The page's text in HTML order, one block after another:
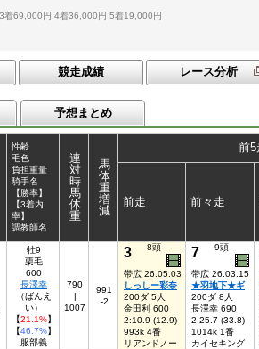
3着69,000円 4着36,000円 5着19,000円
競走成績 レース分析
予想まとめ
性齢
毛色
負担重量
騎手名
【勝率】
【3着内
率】
調教師名
連
対
時
馬
体
重
馬
体
重
増
減
前5
前走 前々走
牡9
栗毛
600
長澤幸
（ばんえ
い）
【21.1%】
【46.7%】
服部義
790
|
1007
991
-2
3 8頭
帯広 26.05.03
しっしー彩奈
200ダ 5人
金田利 600
2:10.9 (12.9)
993k 4番
リアンドノー
7 9頭
帯広 26.03.15
★羽地下★ギ
200ダ 8人
長澤幸 690
2:25.7 (33.8)
1014k 1番
カイセキング